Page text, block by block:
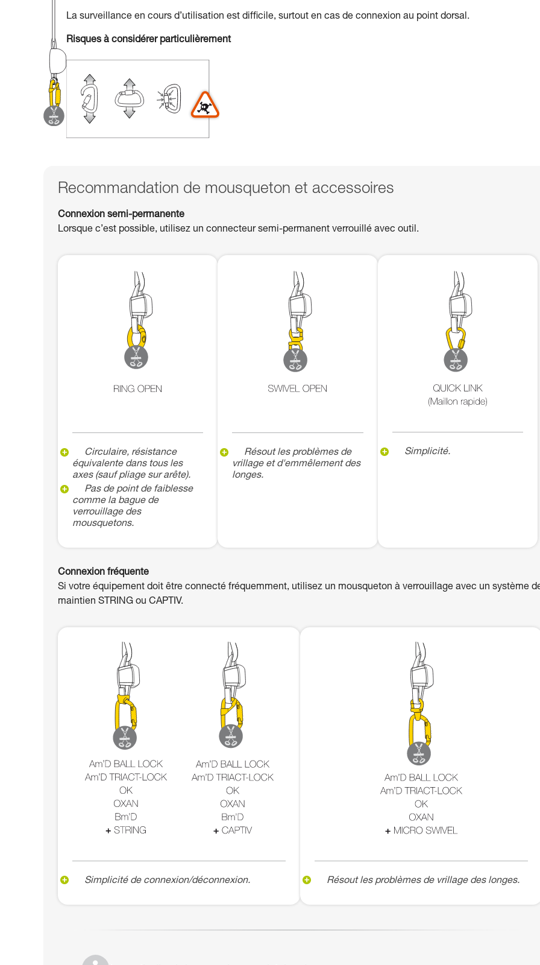
La surveillance en cours d’utilisation est difficile, surtout en cas de connexion au point dorsal.
Risques à considérer particulièrement
Recommandation de mousqueton et accessoires
Connexion semi-permanente
Lorsque c’est possible, utilisez un connecteur semi-permanent verrouillé avec outil.
Circulaire, résistance
équivalente dans tous les
axes (sauf pliage sur arête).
Pas de point de faiblesse
comme la bague de
verrouillage des
mousquetons.
Résout les problèmes de
vrillage et d'emmêlement des
longes.
Simplicité.
Connexion fréquente
Si votre équipement doit être connecté fréquemment, utilisez un mousqueton à verrouillage avec un système
maintien STRING ou CAPTIV.
Simplicité de connexion/déconnexion. Résout les problèmes de vrillage des longes.